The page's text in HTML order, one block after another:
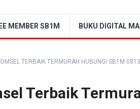
MEMBER SB1M BUKU DIGITAL
TERBAIK TERMURAH HUBUNGI SB1M
Terbaik